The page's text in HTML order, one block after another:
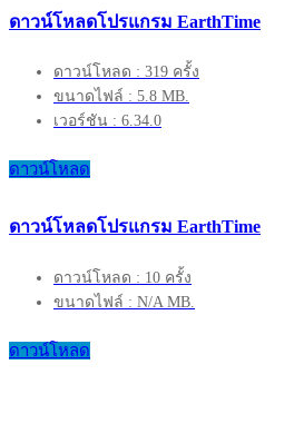
ดาวน์โหลดโปรแกรม EarthTime
ดาวน์โหลด : 319 ครั้ง
ขนาดไฟล์ : 5.8 MB.
เวอร์ชัน : 6.34.0
ดาวน์โหลด
ดาวน์โหลดโปรแกรม EarthTime
ดาวน์โหลด : 10 ครั้ง
ขนาดไฟล์ : N/A MB.
ดาวน์โหลด